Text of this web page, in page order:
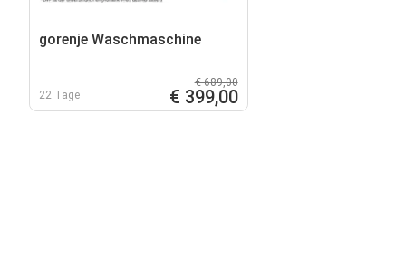
gorenje Waschmaschine
22 Tage
€ 689,00
€ 399,00